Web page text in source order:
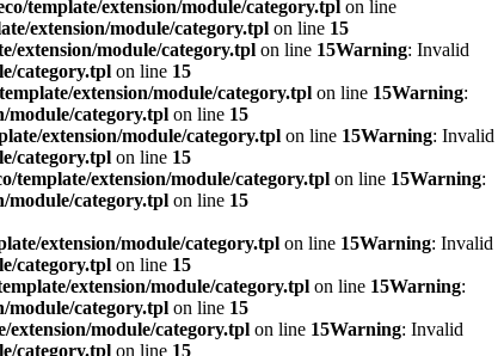
template/extension/module/category.tpl on line
extension/module/category.tpl on line 15
extension/module/category.tpl on line 15Warning: Invalid
category.tpl on line 15
extension/module/category.tpl on line 15Warning:
module/category.tpl on line 15
extension/module/category.tpl on line 15Warning: Invalid
category.tpl on line 15
template/extension/module/category.tpl on line 15Warning:
module/category.tpl on line 15
extension/module/category.tpl on line 15Warning: Invalid
category.tpl on line 15
extension/module/category.tpl on line 15Warning:
module/category.tpl on line 15
extension/module/category.tpl on line 15Warning: Invalid
category.tpl on line 15